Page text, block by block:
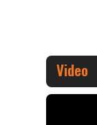
Video